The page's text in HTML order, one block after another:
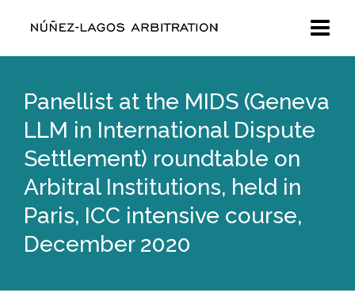
Panellist at the MIDS (Geneva
LLM in International Dispute
Settlement) roundtable on
Arbitral Institutions, held in
Paris, ICC intensive course,
December 2020